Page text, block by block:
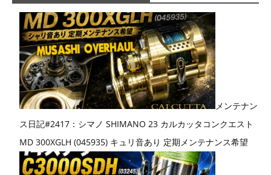
メンテナン
ス日記#2417：シマノ SHIMANO 23 カルカッタコンクエスト
MD 300XGLH (045935) キュリ音あり 定期メンテナンス希望